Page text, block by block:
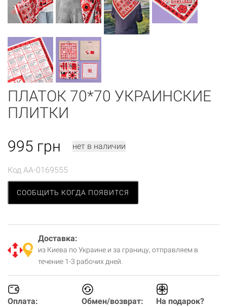
ПЛАТОК 70*70 УКРАИНСКИЕ
ПЛИТКИ
995 грн нет в наличии
Код AA-0169555
СООБЩИТЬ КОГДА ПОЯВИТСЯ
Доставка:
из Киева по Украине и за границу, отправляем в
течение 1-3 рабочих дней.
Оплата: Обмен/возврат: На подарок?